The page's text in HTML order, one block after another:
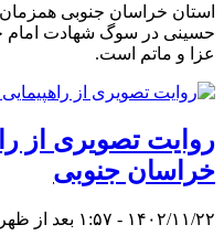
استان خراسان جنوبی
حسینی در سوگ شهادت امام
عزا و ماتم است.
خراسان جنوبی
۱۴۰۲/۱۱/۲۲ - ۱:۵۷ بعد از ظهر